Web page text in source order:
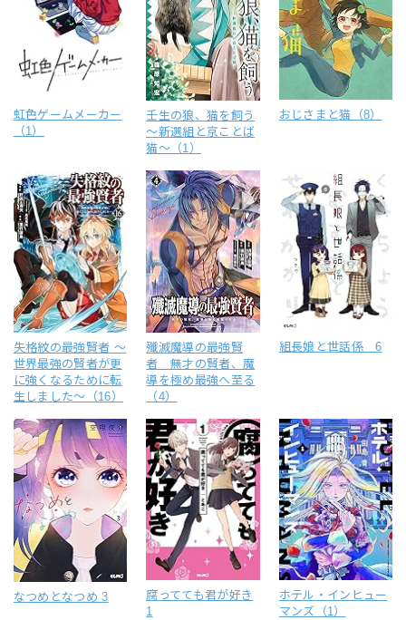
虹色ゲームメーカー
（1）
壬生の狼、猫を飼う
～新選組と京ことば
猫～（1）
おじさまと猫（8）
失格紋の最強賢者 ～
世界最強の賢者が更
に強くなるために転
生しました～（16）
殲滅魔導の最強賢
者 無才の賢者、魔
導を極め最強へ至る
（4）
組長娘と世話係 6
なつめとなつめ 3
腐ってても君が好き
1
ホテル・インヒュー
マンズ（1）